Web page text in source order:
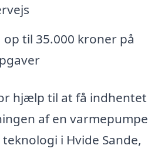
op til 35.000 kroner på
hjælp til at få indhentet
af en varmepumpe
i Hvide Sande,